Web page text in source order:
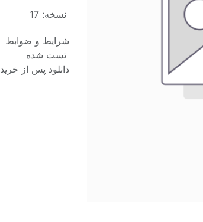
نسخه:
17
شرایط و ضوابط
تست شده
دانلود پس از خرید